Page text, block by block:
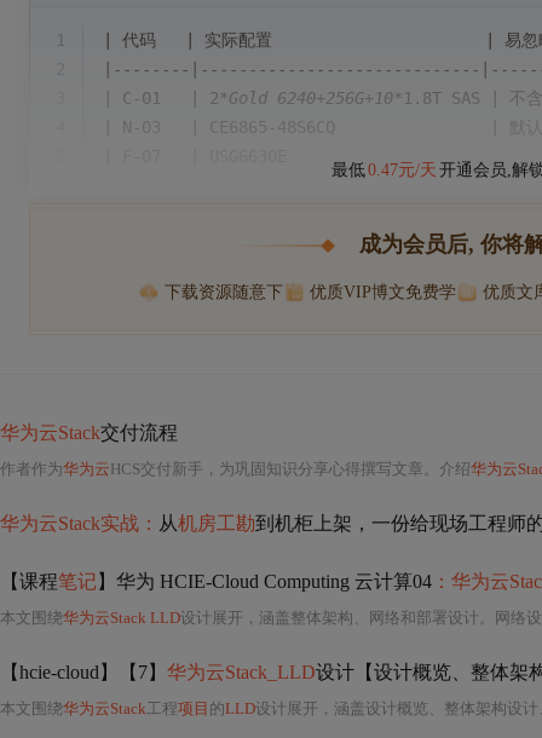
1
| 代码   | 实际配置                      | 易
|--------|-----------------------------
| C-01   | 2 *Gold 6240+256G+10*1.8T SAS | 不
| N-03   | CE6865-48S6CQ                | 默认
最低0.47元/天 开通会员,解
成为会员后, 你将
下载资源随意下 优质VIP博文免费学 优质文
华为云Stack交付流程
作者作为华为云HCS交付新手，为巩固知识分享心得撰写文章。介绍华为云
华为云Stack实战： 从机房工勘到机柜上架，一份给现场工程师
【课程笔记】华为 HCIE-Cloud Computing 云计算04 ：华为云
本文围绕华为云Stack LLD设计展开，涵盖整体架构、网络和部署设计。网络设计涉及公共
【hcie-cloud】【7】 华为云Stack_LLD设计【设计概览、整体架构设计、网络设
本文围绕华为云Stack工程项目 的LLD设计展开，涵盖设计概览、整体架构设